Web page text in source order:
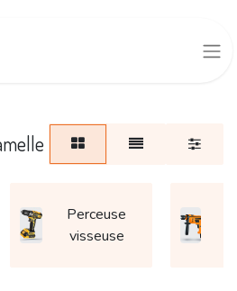
Perceuse
visseuse